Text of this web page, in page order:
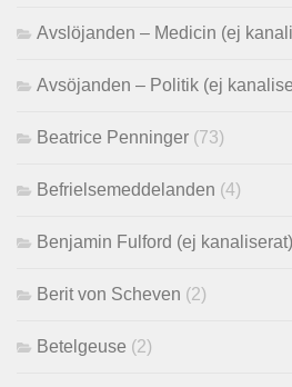
Avslöjanden – Medicin (ej
Avsöjanden – Politik (ej
Beatrice Penninger (73)
Befrielsemeddelanden (4)
Benjamin Fulford (ej kanaliserat)
Berit von Scheven (2)
Betelgeuse (2)